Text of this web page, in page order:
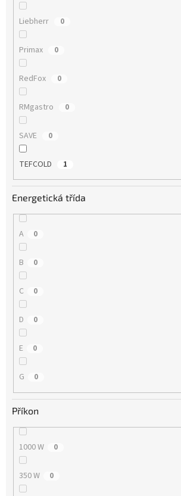
Liebherr 0
Primax 0
RedFox 0
RMgastro 0
SAVE 0
TEFCOLD 1
Energetická třída
A 0
B 0
C 0
D 0
E 0
G 0
Příkon
1000 W 0
350 W 0